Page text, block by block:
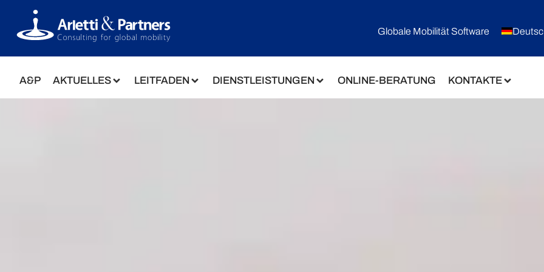
Globale Mobilität Software
A&P AKTUELLES LEITFADEN DIENSTLEISTUNGEN ONLINE-BERATUNG KONTAKTE